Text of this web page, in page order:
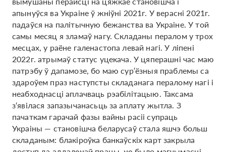
апынуўся ва Украіне ў жніўні 2021г. У верасні 2021г.
падаўся на палітычную бежанства ва Украіне. У той
самы месяц я зламаў нагу. Складаны пералом у трох
месцах, у раёне галенастопа левай нагі. У ліпені
2022г. атрымаў статус уцекача. У цяперашні час маю
патрэбу ў дапамозе, бо маю сур′ёзныя праблемы са
здароўем праз наступсты складанага пералому нагі і
неабходнасці аплачваць рэабілітацыю. Таксама
з‘явілася запазычанасьць за аплату жытла. З
пачаткам гарачай фазы вайны расіі супраць
Украіны — становішча беларусаў стала яшчэ больш
складаным: блакіроўка банкаўскіх карт закрыла